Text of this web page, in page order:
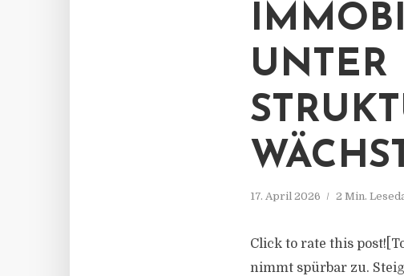
UNTER
17. April 2026 2 Min.
Click to rate this
nimmt spürbar zu.